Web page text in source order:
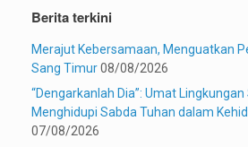
Berita terkini
Merajut Kebersamaan, Menguatkan
Sang Timur08/08/2026
“Dengarkanlah Dia”: Umat
Menghidupi Sabda Tuhan dalam
07/08/2026